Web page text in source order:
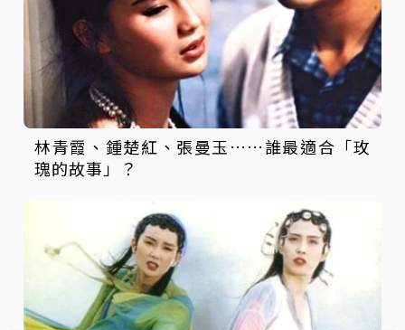
林青霞、鍾楚紅、張曼玉……誰最適合「玫
瑰的故事」？